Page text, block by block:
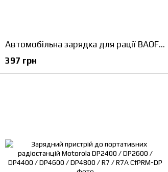
Автомобільна зарядка для рації BAOFENG UV-5R
397 грн